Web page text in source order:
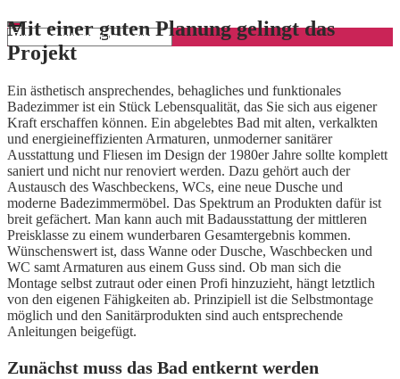
Mit einer guten Planung gelingt das
Projekt
Ein ästhetisch ansprechendes, behagliches und funktionales
Badezimmer ist ein Stück Lebensqualität, das Sie sich aus eigener
Kraft erschaffen können. Ein abgelebtes Bad mit alten, verkalkten
und energieineffizienten Armaturen, unmoderner sanitärer
Ausstattung und Fliesen im Design der 1980er Jahre sollte komplett
saniert und nicht nur renoviert werden. Dazu gehört auch der
Austausch des Waschbeckens, WCs, eine neue Dusche und
moderne Badezimmermöbel. Das Spektrum an Produkten dafür ist
breit gefächert. Man kann auch mit Badausstattung der mittleren
Preisklasse zu einem wunderbaren Gesamtergebnis kommen.
Wünschenswert ist, dass Wanne oder Dusche, Waschbecken und
WC samt Armaturen aus einem Guss sind. Ob man sich die
Montage selbst zutraut oder einen Profi hinzuzieht, hängt letztlich
von den eigenen Fähigkeiten ab. Prinzipiell ist die Selbstmontage
möglich und den Sanitärprodukten sind auch entsprechende
Anleitungen beigefügt.
Zunächst muss das Bad entkernt werden